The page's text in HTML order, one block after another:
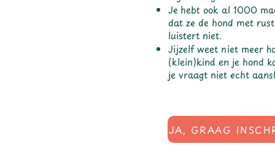
Je hebt ook al 1000
dat ze de hond met
luistert niet.
Jijzelf weet niet meer
(klein)kind en je hond
je vraagt niet echt
JA, GRAAG